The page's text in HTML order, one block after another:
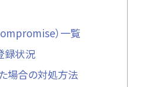
）一覧
録状況
場合の対処方法